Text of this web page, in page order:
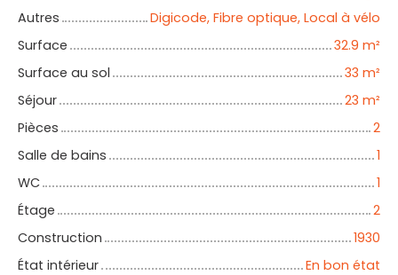
Autres
Digicode, Fibre optique, Local à vélo
Surface
32.9 m²
Surface au sol
33 m²
Séjour
23 m²
Pièces
2
Salle de bains
1
WC
1
Étage
2
Construction
1930
État intérieur
En bon état